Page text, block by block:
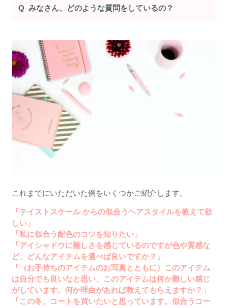
Q みなさん、どのような質問をしているの？
これまでにいただいた例をいくつかご紹介します。
「テイストスケール からの似合うヘアスタイルを教えて欲
しい」
「私に似合う配色のコツを知りたい」
「アイシャドウに難しさを感じているのですが色や質感な
ど、どんなアイテムを選べば良いですか？」
「（お手持ちのアイテムのお写真とともに）このアイテム
は自分でも良いなと思い、このアイテムは何か難しい感じ
がしています。何か理由があれば教えてもらえますか？」
「この冬、コートを買いたいと思っています。似合うコー